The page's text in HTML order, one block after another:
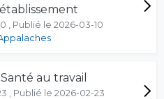
, Publié le 2026-03-10
au travail
, Publié le 2026-02-23